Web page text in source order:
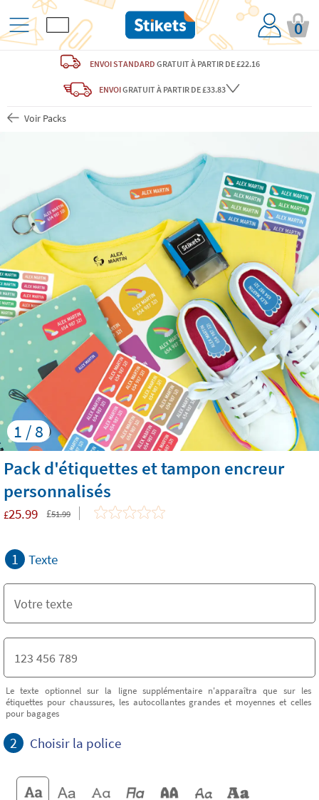
0
ENVOI STANDARD GRATUITÀ PARTIR DE £22.16
ENVOIGRATUITÀ PARTIR DE £33.83
Voir Packs
1 / 8
Pack d'étiquettes et tampon encreur
personnalisés
£25.99 £51.99
1 Texte
Le texte optionnel sur la ligne supplémentaire n'apparaîtra que sur les
étiquettes pour chaussures, les autocollantes grandes et moyennes et celles
pour bagages
2 Choisir la police